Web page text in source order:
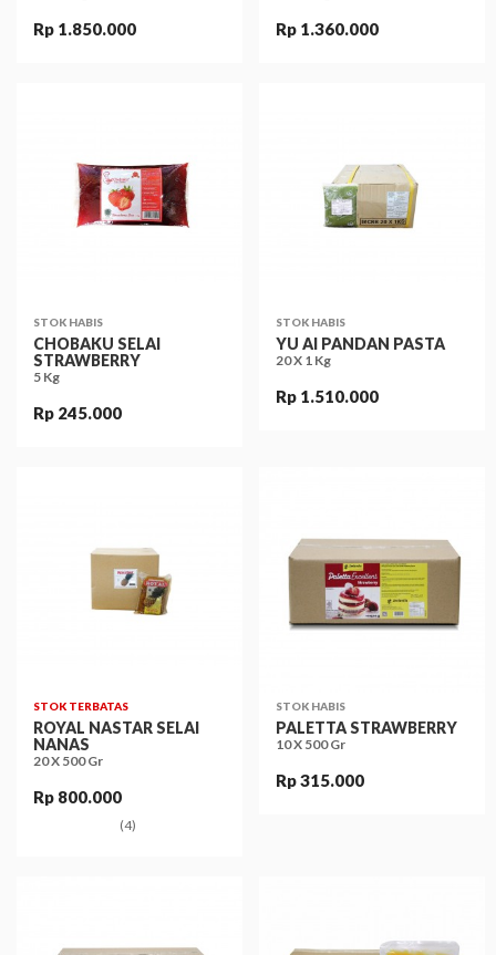
Rp 1.850.000 Rp 1.360.000
STOK HABIS
CHOBAKU SELAI
STRAWBERRY
5 Kg
Rp 245.000
STOK HABIS
YU AI PANDAN PASTA
20 X 1 Kg
Rp 1.510.000
STOK TERBATAS
ROYAL NASTAR SELAI
NANAS
20 X 500 Gr
Rp 800.000
(4)
STOK HABIS
PALETTA STRAWBERRY
10 X 500 Gr
Rp 315.000